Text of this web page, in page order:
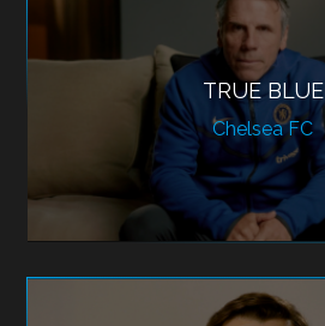
TRUE BLUE
Chelsea FC